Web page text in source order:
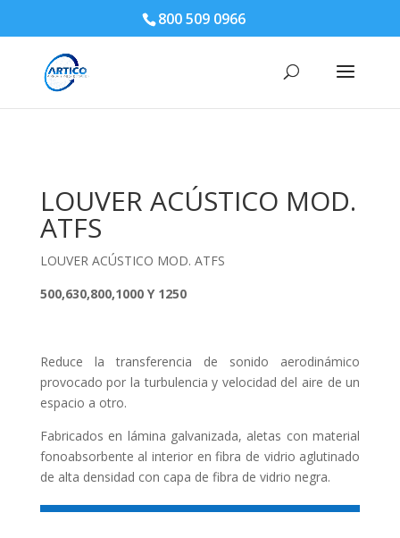
800 509 0966
LOUVER ACÚSTICO MOD.
ATFS
LOUVER ACÚSTICO MOD. ATFS
500,630,800,1000 Y 1250
Reduce la transferencia de sonido aerodinámico
provocado por la turbulencia y velocidad del aire de un
espacio a otro.
Fabricados en lámina galvanizada, aletas con material
fonoabsorbente al interior en fibra de vidrio aglutinado
de alta densidad con capa de fibra de vidrio negra.